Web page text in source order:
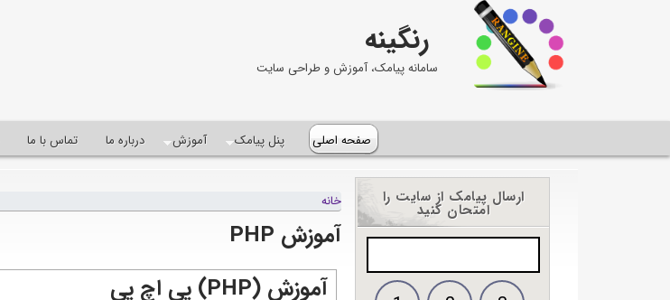
رنگینه
سامانه پیامک، آموزش و طراحی سایت
صفحه اصلی پنل پيامک آموزش درباره ما تماس با ما
خانه
آموزش PHP
آموزش (PHP) پی اچ پی
ارسال پیامک از سایت را
امتحان کنید